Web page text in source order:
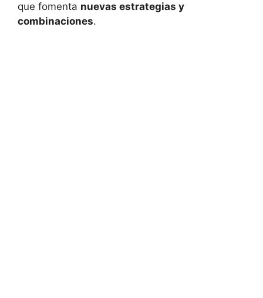
que fomenta nuevas estrategias y
combinaciones.